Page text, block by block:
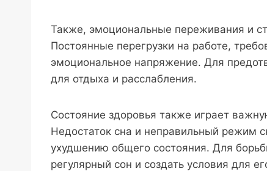
Также, эмоциональные переживания и
Постоянные перегрузки на работе,
эмоциональное напряжение. Для
для отдыха и расслабления.
Состояние здоровья также играет
Недостаток сна и неправильный режим
ухудшению общего состояния. Для
регулярный сон и создать условия для